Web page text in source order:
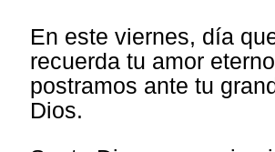
En este viernes, día
recuerda tu amor
postramos ante tu
Dios.